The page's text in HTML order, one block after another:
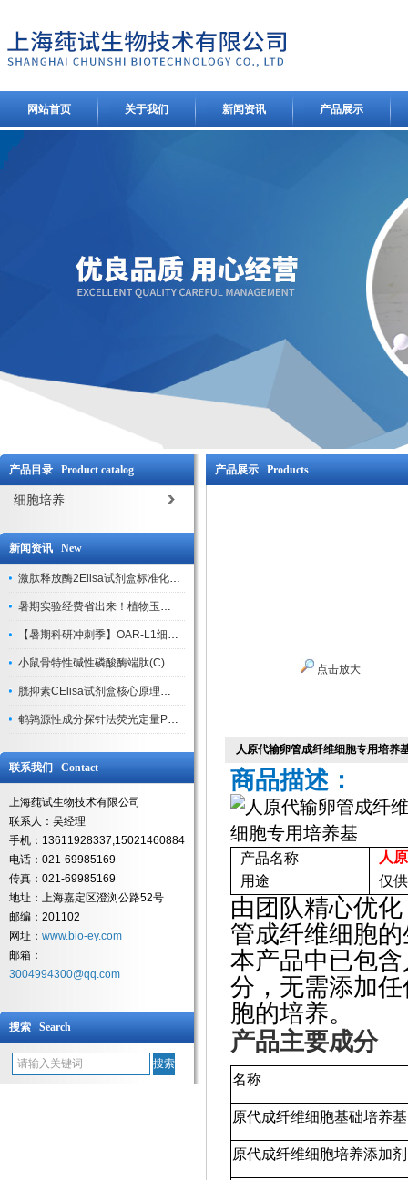
网站首页 关于我们 新闻资讯 产品展示
产品目录 Product catalog
细胞培养
新闻资讯 New
激肽释放酶2Elisa试剂盒标准化实验操作与质控体系解析
暑期实验经费省出来！植物玉米索核苷（ZR ）elisa酶联免疫试剂盒
【暑期科研冲刺季】OAR-L1细胞专用培养基特惠，助力实验高效突破
小鼠骨特性碱性磷酸酶端肽(C)elisa试剂盒大促，骨科研人速囤
胱抑素CElisa试剂盒核心原理、产品特性与全流程操作规范详解
鹌鹑源性成分探针法荧光定量PCR试剂盒特惠来袭
联系我们 Contact
上海莼试生物技术有限公司
联系人：吴经理
手机：13611928337,15021460884
电话：021-69985169
传真：021-69985169
地址：上海嘉定区澄浏公路52号
邮编：201102
网址： www.bio-ey.com
邮箱：
3004994300@qq.com
搜索 Search
产品展示 Products
点击放大
人原代输卵管成纤维细胞专用培养
商品描述：
产品名称
人
用途
仅
由团队精心优
管成纤维细胞
本产品中已包
分，无需添加
胞的培养。
产品主要成分
名称
原代成纤维细胞基础培养基
原代成纤维细胞培养添加剂